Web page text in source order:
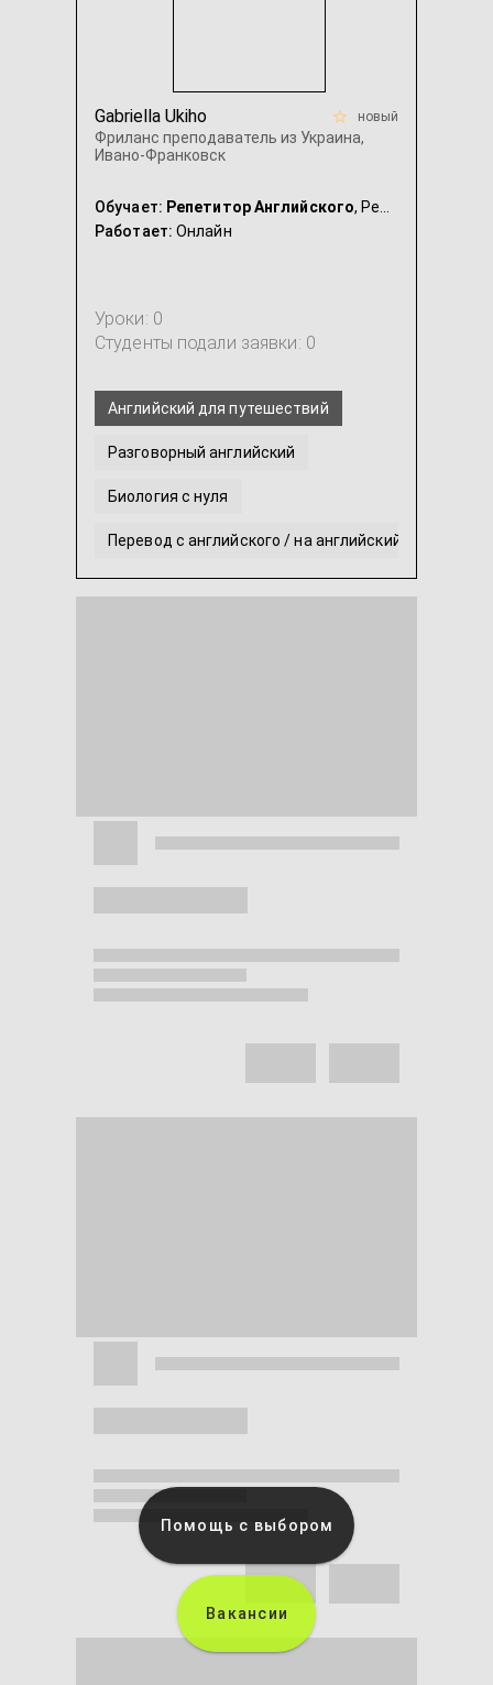
Gabriella Ukiho
Фриланс преподаватель из Украина,
Ивано-Франковск
новый
Обучает: Репетитор Английского, Репетитор Биологии
Работает: Онлайн
Уроки: 0
Студенты подали заявки: 0
Английский для путешествий
Разговорный английский
Биология с нуля
Перевод с английского / на английский
Английский язык для детей
Помощь с выбором
Вакансии